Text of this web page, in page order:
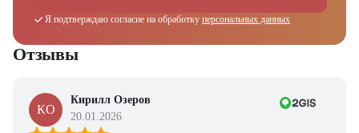
Я подтверждаю согласие на обработку персональных данных
Отзывы
КО
Кирилл Озеров
20.01.2026